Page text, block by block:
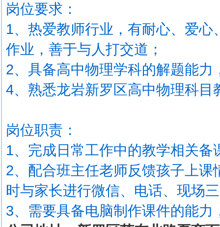
岗位要求：
1、热爱教师行业，有耐心、爱
作业，善于与人打交道；
2、具备高中物理学科的解题能力
4、熟悉龙岩新罗区高中物理科目
岗位职责：
1、完成日常工作中的教学相关
2、配合班主任老师反馈孩子上
时与家长进行微信、电话、现场
3、需要具备电脑制作课件的能力